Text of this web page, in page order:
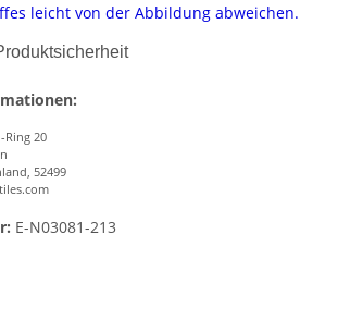
leicht von der Abbildung abweichen.
20
52499
E-N03081-213